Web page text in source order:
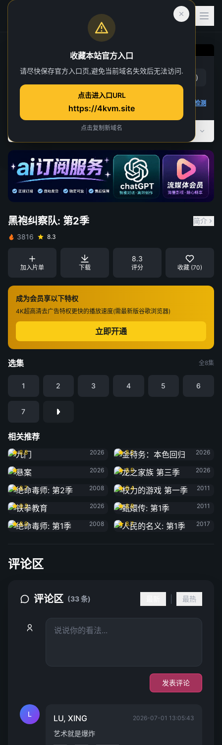
黑袍纠察队: 第2季
第 8 集
赞 ( 37 )
播放检测
黑袍纠察队: 第2季
简介
3816
8.3
加入片单 下载
8.3
评分 收藏 (70)
成为会员享以下特权
4K超高清去广告特权更快的播放速度(需最新版谷歌浏览器)
立即开通
选集 全8集
1 2 3 4 5 6
7
相关推荐
九门
8.8
2026
8.2
2026
悬案
2026
龙之家族 第三季
8.5
2026
绝命毒师: 第2季
8.7
2008
权力的游戏 第一季
8.4
2011
铁拳教育
9.3
2026
甄嬛传: 第1季
8.8
2011
绝命毒师: 第1季
8.9
2008
人民的名义: 第1季
8.7
2017
评论区
评论区 (33 条) 最热
发表评论
L LU, XING 2026-07-01 13:05:43
艺术就是爆炸
收藏本站官方入口
请尽快保存官方入口页,避免当前域名失效后无法访问.
点击进入口URL
https://4kvm.site
点击复制新域名